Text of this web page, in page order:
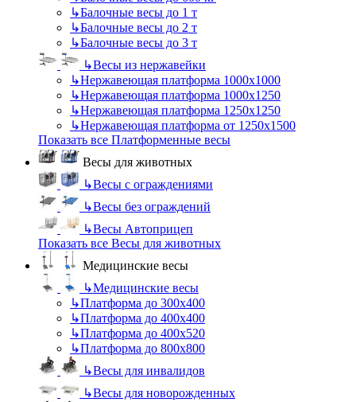
↳Балочные весы до 1 т
↳Балочные весы до 2 т
↳Балочные весы до 3 т
↳Весы из нержавейки
↳Нержавеющая платформа 1000х1000
↳Нержавеющая платформа 1000х1250
↳Нержавеющая платформа 1250х1250
↳Нержавеющая платформа от 1250х1500
Показать все Платформенные весы
Весы для животных
↳Весы с ограждениями
↳Весы без ограждений
↳Весы Автоприцеп
Показать все Весы для животных
Медицинские весы
↳Медицинские весы
↳Платформа до 300х400
↳Платформа до 400х400
↳Платформа до 400х520
↳Платформа до 800х800
↳Весы для инвалидов
↳Весы для новорожденных